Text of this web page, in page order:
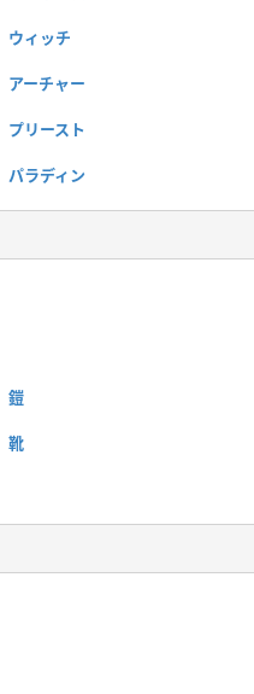
ウィッチ
アーチャー
プリースト
パラディン
鎧
靴